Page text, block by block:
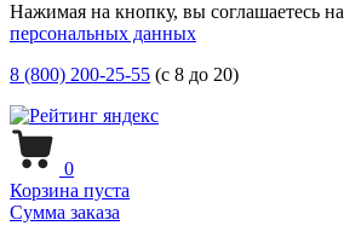
Нажимая на кнопку, вы соглашаетесь на
персональных данных
8 (800) 200-25-55 (с 8 до 20)
0
Корзина пуста
Сумма заказа